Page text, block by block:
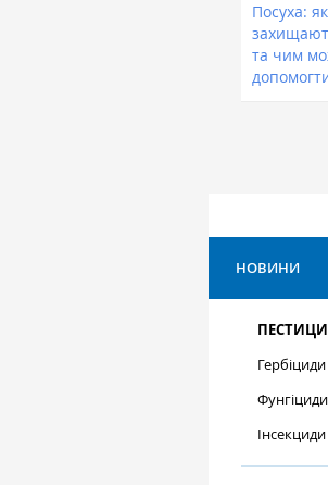
Посуха:
та чим
НОВИНИ
Гербіциди
Фунгіциди
Інсекциди